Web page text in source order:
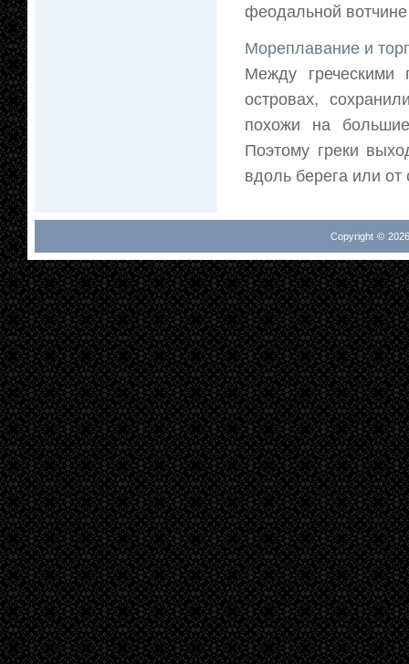
феодальной
Мореплавание и
Между греческими
островах,
похожи на
Поэтому греки
вдоль берега или от
Copyright ©